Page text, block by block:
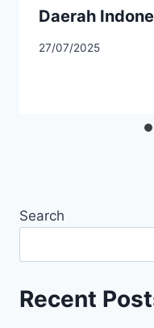
Daerah
27/07/2025
Search
Recent